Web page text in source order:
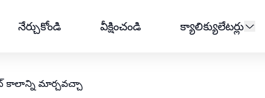
నేర్చుకోండి వీక్షించండి క్యాలిక్యులేటర్లు
కాలాన్ని మార్చవచ్చా